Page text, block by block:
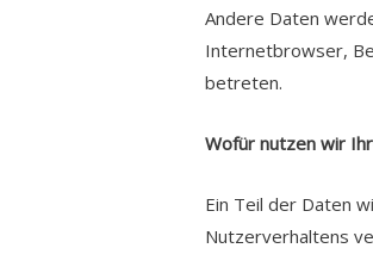
Andere Daten
Internetbrowser,
betreten.
Wofür nutzen wir
Ein Teil der Daten
Nutzerverhaltens